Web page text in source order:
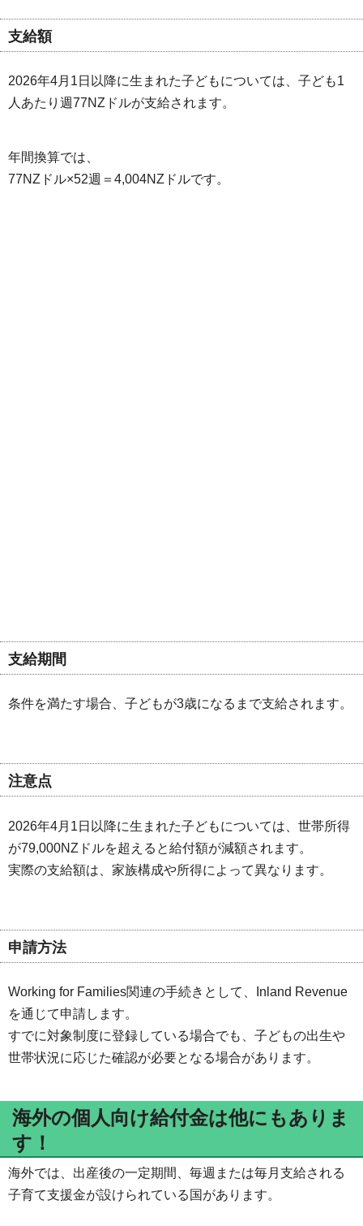
支給額
2026年4月1日以降に生まれた子どもについては、子ども1
人あたり週77NZドルが支給されます。
年間換算では、
77NZドル×52週＝4,004NZドルです。
支給期間
条件を満たす場合、子どもが3歳になるまで支給されます。
注意点
2026年4月1日以降に生まれた子どもについては、世帯所得
が79,000NZドルを超えると給付額が減額されます。
実際の支給額は、家族構成や所得によって異なります。
申請方法
Working for Families関連の手続きとして、Inland Revenue
を通じて申請します。
すでに対象制度に登録している場合でも、子どもの出生や
世帯状況に応じた確認が必要となる場合があります。
海外の個人向け給付金は他にもありま
す！
海外では、出産後の一定期間、毎週または毎月支給される
子育て支援金が設けられている国があります。